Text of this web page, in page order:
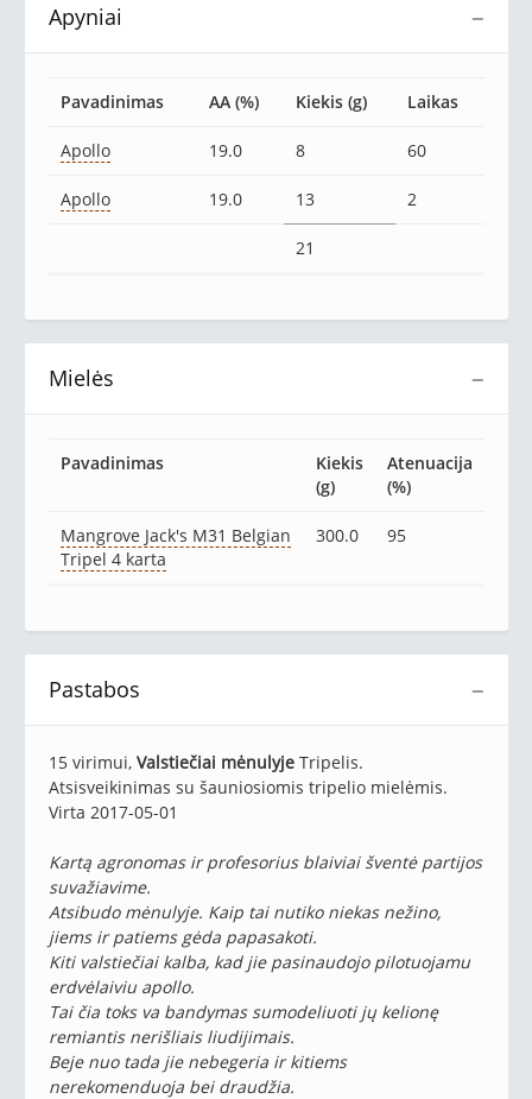
−
Apyniai
Pavadinimas AA (%) Kiekis (g) Laikas
Apollo 19.0 8 60
Apollo 19.0 13 2
21
−
Mielės
Pavadinimas
Kiekis
(g)
Atenuacija
(%)
Mangrove Jack's M31 Belgian
Tripel 4 karta
300.0 95
−
Pastabos
15 virimui, Valstiečiai mėnulyje Tripelis.
Atsisveikinimas su šauniosiomis tripelio mielėmis.
Virta 2017-05-01
Kartą agronomas ir profesorius blaiviai šventė partijos
suvažiavime.
Atsibudo mėnulyje. Kaip tai nutiko niekas nežino,
jiems ir patiems gėda papasakoti.
Kiti valstiečiai kalba, kad jie pasinaudojo pilotuojamu
erdvėlaiviu apollo.
Tai čia toks va bandymas sumodeliuoti jų kelionę
remiantis nerišliais liudijimais.
Beje nuo tada jie nebegeria ir kitiems
nerekomenduoja bei draudžia.